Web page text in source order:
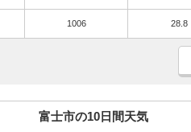
1006 28.8
富士市の10日間天気